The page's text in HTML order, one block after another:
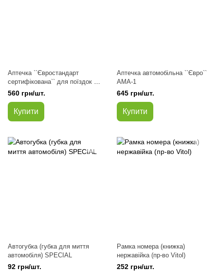
Аптечка ``Євростандарт
сертифікована`` для поїздок за
кордон
560 грн/шт.
Купити
Аптечка автомобільна ``Євро``
АМА-1
645 грн/шт.
Купити
Автогубка (губка для миття
автомобіля) SPECIAL
92 грн/шт.
Рамка номера (книжка)
нержавійка (пр-во Vitol)
252 грн/шт.